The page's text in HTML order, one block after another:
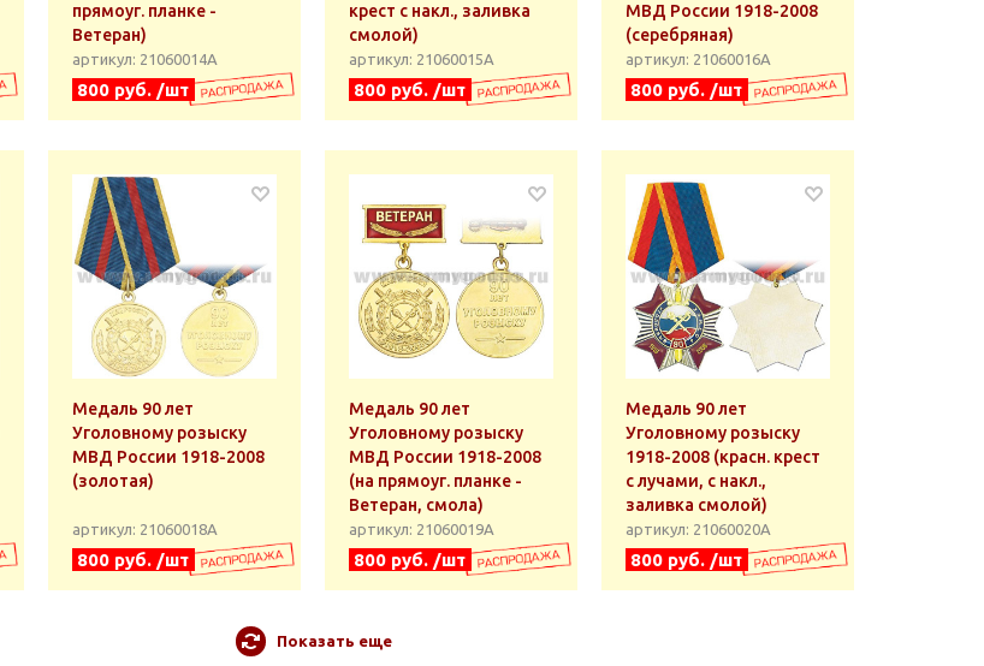
прямоуг. планке -
Ветеран)
артикул: 21060014А
800 руб. /шт
крест с накл., заливка
смолой)
артикул: 21060015А
800 руб. /шт
МВД России 1918-2008
(серебряная)
артикул: 21060016А
800 руб. /шт
Медаль 90 лет
Уголовному розыску
МВД России 1918-2008
(золотая)
артикул: 21060018А
800 руб. /шт
Медаль 90 лет
Уголовному розыску
МВД России 1918-2008
(на прямоуг. планке -
Ветеран, смола)
артикул: 21060019А
800 руб. /шт
Медаль 90 лет
Уголовному розыску
1918-2008 (красн. крест
с лучами, с накл.,
заливка смолой)
артикул: 21060020А
800 руб. /шт
Показать еще